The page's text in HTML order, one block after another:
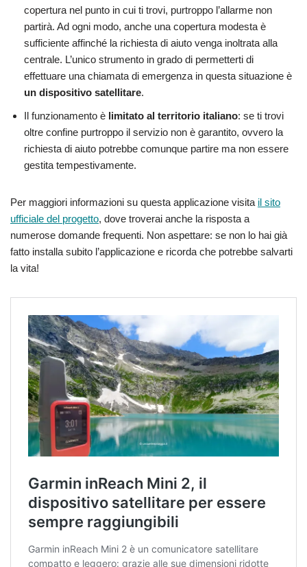
copertura nel punto in cui ti trovi, purtroppo l’allarme non
partirà. Ad ogni modo, anche una copertura modesta è
sufficiente affinché la richiesta di aiuto venga inoltrata alla
centrale. L’unico strumento in grado di permetterti di
effettuare una chiamata di emergenza in questa situazione è
un dispositivo satellitare.
Il funzionamento è limitato al territorio italiano: se ti trovi
oltre confine purtroppo il servizio non è garantito, ovvero la
richiesta di aiuto potrebbe comunque partire ma non essere
gestita tempestivamente.
Per maggiori informazioni su questa applicazione visita il sito
ufficiale del progetto, dove troverai anche la risposta a
numerose domande frequenti. Non aspettare: se non lo hai già
fatto installa subito l’applicazione e ricorda che potrebbe salvarti
la vita!